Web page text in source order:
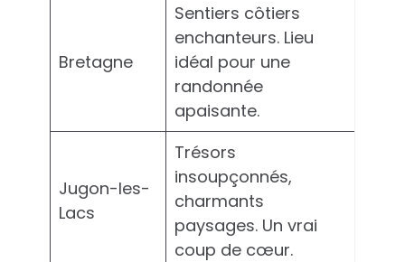
Bretagne
Sentiers côtiers
enchanteurs. Lieu
idéal pour une
randonnée
apaisante.
Jugon-les-
Lacs
Trésors
insoupçonnés,
charmants
paysages. Un vrai
coup de cœur.